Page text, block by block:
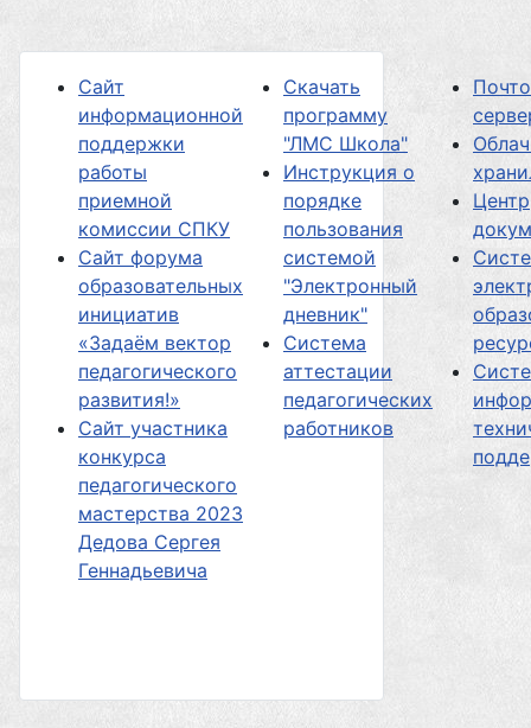
Сайт
информационной
поддержки
работы
приемной
комиссии СПКУ
Сайт форума
образовательных
инициатив
«Задаём вектор
педагогического
развития!»
Сайт участника
конкурса
педагогического
мастерства 2023
Дедова Сергея
Геннадьевича
Скачать
программу
"ЛМС Школа"
Инструкция о
порядке
пользования
системой
"Электронный
дневник"
Система
аттестации
педагогических
работников
Центр